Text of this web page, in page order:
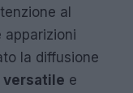
al
apparizioni
la diffusione
versatile e